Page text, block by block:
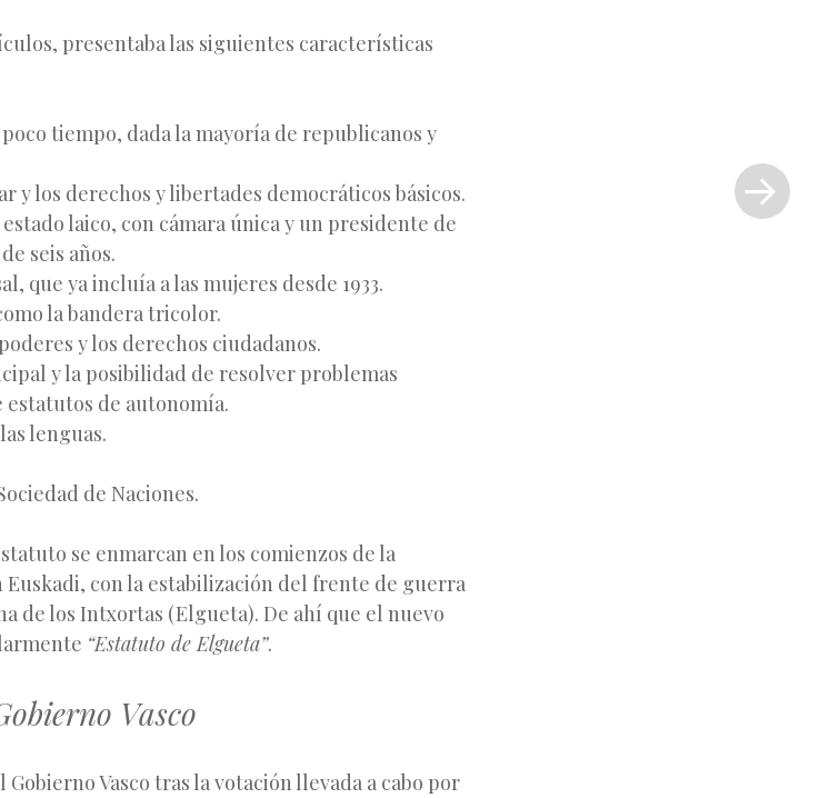
presentaba las siguientes características
tiempo, dada la mayoría de republicanos y
y los derechos y libertades democráticos básicos.
laico, con cámara única y un presidente de
seis años.
que ya incluía a las mujeres desde 1933.
la bandera tricolor.
y los derechos ciudadanos.
y la posibilidad de resolver problemas
de autonomía.
lenguas.
de Naciones.
se enmarcan en los comienzos de la
Euskadi, con la estabilización del frente de guerra
de los Intxortas (Elgueta). De ahí que el nuevo
“Estatuto de Elgueta”.
Vasco
Gobierno Vasco tras la votación llevada a cabo por
entrada